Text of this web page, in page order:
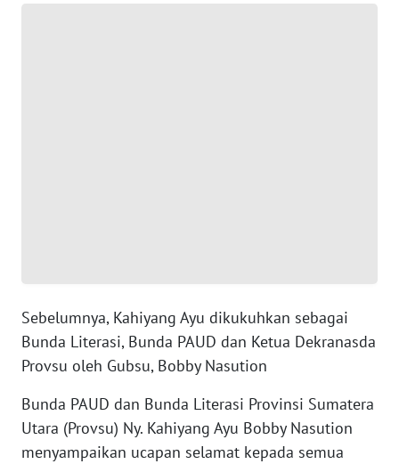
Sebelumnya, Kahiyang Ayu dikukuhkan sebagai
Bunda Literasi, Bunda PAUD dan Ketua Dekranasda
Provsu oleh Gubsu, Bobby Nasution
Bunda PAUD dan Bunda Literasi Provinsi Sumatera
Utara (Provsu) Ny. Kahiyang Ayu Bobby Nasution
menyampaikan ucapan selamat kepada semua
WN
PAPUA
BARAT
WN
RIAU